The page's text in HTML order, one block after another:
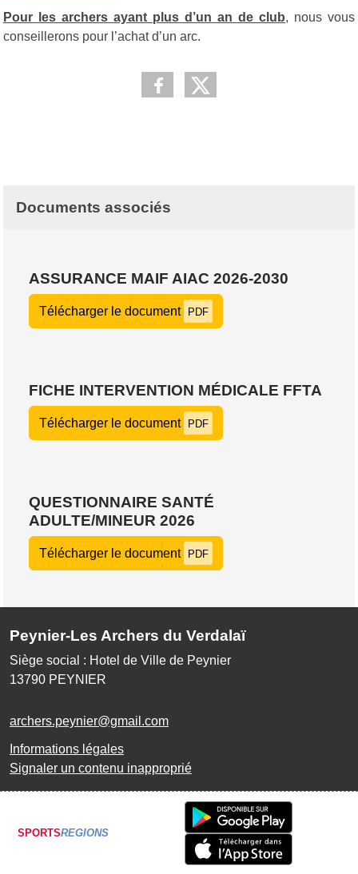
Pour les archers ayant plus d’un an de club, nous vous
conseillerons pour l’achat d’un arc.
Documents associés
ASSURANCE MAIF AIAC 2026-2030
Télécharger le document PDF
FICHE INTERVENTION MÉDICALE FFTA
Télécharger le document PDF
QUESTIONNAIRE SANTÉ
ADULTE/MINEUR 2026
Télécharger le document PDF
Peynier-Les Archers du Verdalaï
Siège social : Hotel de Ville de Peynier
13790 PEYNIER
archers.peynier@gmail.com
Informations légales
Signaler un contenu inapproprié
SPORTSREGIONS